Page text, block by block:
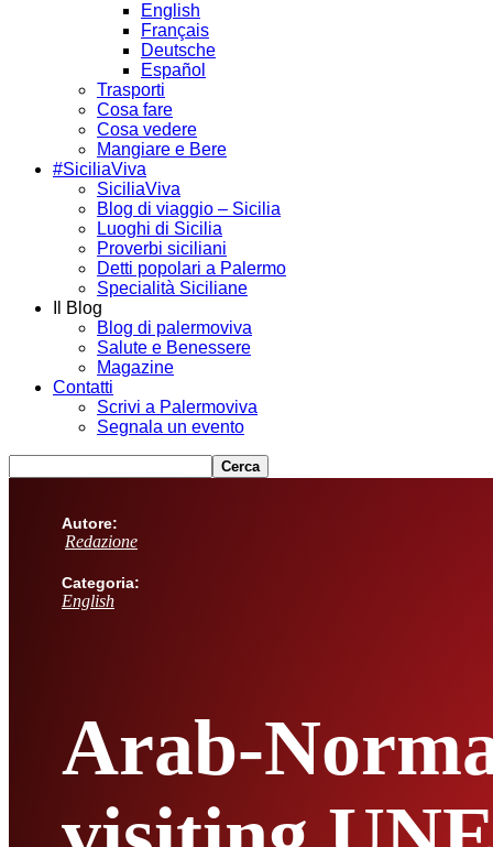
English
Français
Deutsche
Español
Trasporti
Cosa fare
Cosa vedere
Mangiare e Bere
#SiciliaViva
SiciliaViva
Blog di viaggio – Sicilia
Luoghi di Sicilia
Proverbi siciliani
Detti popolari a Palermo
Specialità Siciliane
Il Blog
Blog di palermoviva
Salute e Benessere
Magazine
Contatti
Scrivi a Palermoviva
Segnala un evento
Arab-
Autore:
Redazione
Categoria:
English